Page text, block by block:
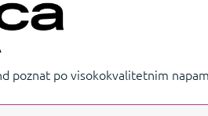
poznat po visokokvalitetnim